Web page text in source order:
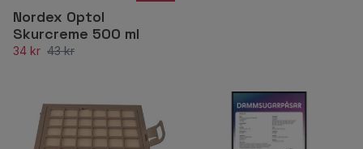
Nordex Optol
Skurcreme 500 ml
34 kr 43 kr